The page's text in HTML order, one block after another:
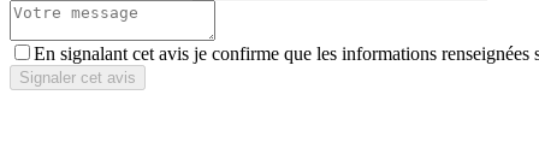
En signalant cet avis je confirme que les informations renseignées
Signaler cet avis